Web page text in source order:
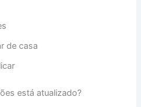
de casa
está atualizado?